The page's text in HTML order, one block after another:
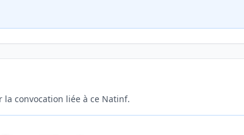
convocation liée à ce Natinf.